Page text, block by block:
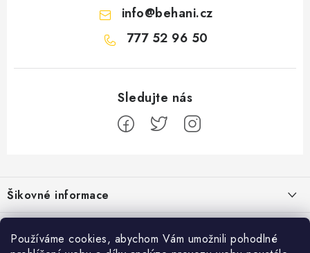
Používáme cookies, abychom Vám umožnili pohodlné
info@behani.cz
777 52 96 50
á
p
a
Šikovné informace
Ceník dopravy
Moje objednávka
Běžecké zajímavosti